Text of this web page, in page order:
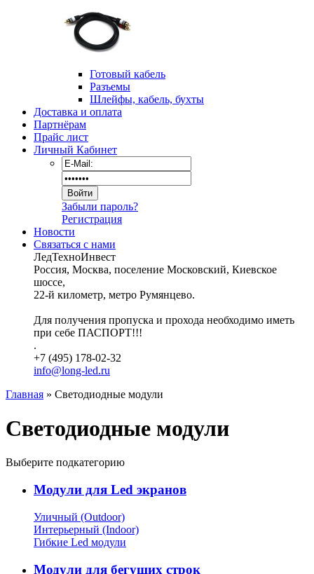
Готовый кабель
Разъемы
Шлейфы, кабель, бухты
Доставка и оплата
Партнёрам
Прайс лист
Личный Кабинет
Забыли пароль?
Регистрация
Новости
Связаться с нами
ЛедТехноИнвест
Россия, Москва, поселение Московский, Киевское
шоссе,
22-й километр, метро Румянцево.
Для получения пропуска и прохода необходимо иметь
при себе ПАСПОРТ!!!
.
+7 (495) 178-02-32
info@long-led.ru
Главная » Светодиодные модули
Светодиодные модули
Выберите подкатегорию
Модули для Led экранов
Уличный (Outdoor)
Интерьерный (Indoor)
Гибкие Led модули
Модули для бегущих строк